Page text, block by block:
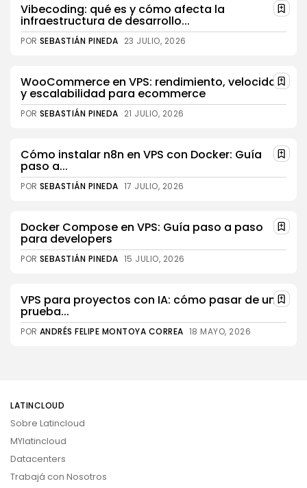
Vibecoding: qué es y cómo afecta la
infraestructura de desarrollo...
POR SEBASTIÁN PINEDA 23 JULIO, 2026
WooCommerce en VPS: rendimiento, velocidad
y escalabilidad para ecommerce
POR SEBASTIÁN PINEDA 21 JULIO, 2026
Cómo instalar n8n en VPS con Docker: Guía
paso a...
POR SEBASTIÁN PINEDA 17 JULIO, 2026
Docker Compose en VPS: Guía paso a paso
para developers
POR SEBASTIÁN PINEDA 15 JULIO, 2026
VPS para proyectos con IA: cómo pasar de una
prueba...
POR ANDRÉS FELIPE MONTOYA CORREA 18 MAYO, 2026
LATINCLOUD
Sobre Latincloud
MYlatincloud
Datacenters
Trabajá con Nosotros